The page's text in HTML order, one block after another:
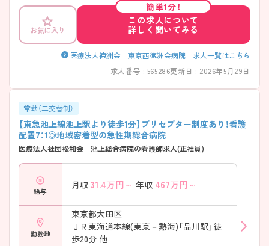
で乗り換えなしでアクセスできるため、地方からの転居者も多い病院で
ます。昭島市最大級の商業施設で、食料品から衣類、美容院、カフェ、レス
トランまで揃っており、日常の買い物から休日のショッピングまで家族
全員で楽しめます。実際に100店舗以上があり、週末は多くの人で賑わっ
お気に入り
簡単1分！
この求人について
詳しく聞いてみる
医療法人徳洲会 東京西徳洲会病院 求人一覧はこちら
求人番号 : 565286更新日 : 2026年5月29日
常勤（二交替制）
【東急池上線池上駅より徒歩1分】プリセプター制度あり！看護
配置7：1◎地域密着型の急性期総合病院
医療法人社団松和会 池上総合病院の看護師求人(正社員)
給与
月収 31.4万円～ 年収 467万円～
勤務地
東京都大田区
ＪＲ東海道本線(東京－熱海)「品川駅」徒
歩20分 他